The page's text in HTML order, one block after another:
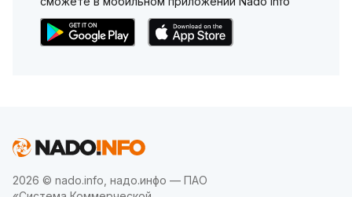
2026 © nado.info, надо.инфо — ПАО